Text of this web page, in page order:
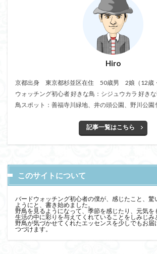
Hiro
京都出身 東京都杉並区在住 50歳男 2娘（12歳
ウォッチング初心者 好きな鳥：シジュウカラ 好き
鳥スポット：善福寺川緑地、井の頭公園、野川公園
記事一覧はこちら
このサイトについて
バードウォッチング初心者の僕が、感じたこと、驚
ようにと、書き始めました。
野鳥を見るようになって、季節を感じたり、元気を
生活の中に彩りを与えてくれていることをしみじみ
野鳥が気づかせてくれたエッセンスを少しでもお届
つづけます。